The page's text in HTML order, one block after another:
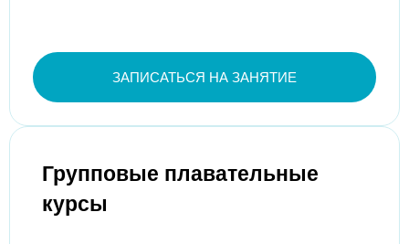
ЗАПИСАТЬСЯ НА ЗАНЯТИЕ
Групповые плавательные
курсы